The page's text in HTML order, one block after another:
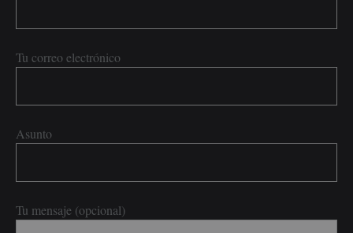
Tu correo electrónico
Asunto
Tu mensaje (opcional)